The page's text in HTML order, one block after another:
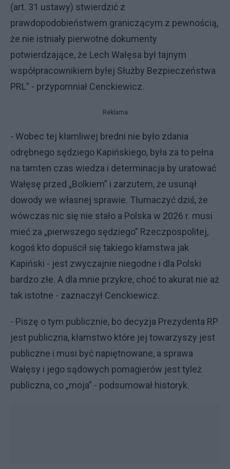
(art. 31 ustawy) stwierdzić z
prawdopodobieństwem graniczącym z pewnością,
że nie istniały pierwotne dokumenty
potwierdzające, że Lech Wałęsa był tajnym
współpracownikiem byłej Służby Bezpieczeństwa
PRL” - przypomniał Cenckiewicz.
Reklama
- Wobec tej kłamliwej bredni nie było zdania
odrębnego sędziego Kapińskiego, była za to pełna
na tamten czas wiedza i determinacja by uratować
Wałęsę przed „Bolkiem” i zarzutem, że usunął
dowody we własnej sprawie. Tłumaczyć dziś, że
wówczas nic się nie stało a Polska w 2026 r. musi
mieć za „pierwszego sędziego” Rzeczpospolitej,
kogoś kto dopuścił się takiego kłamstwa jak
Kapiński - jest zwyczajnie niegodne i dla Polski
bardzo złe. A dla mnie przykre, choć to akurat nie aż
tak istotne - zaznaczył Cenckiewicz.
- Piszę o tym publicznie, bo decyzja Prezydenta RP
jest publiczna, kłamstwo które jej towarzyszy jest
publiczne i musi być napiętnowane, a sprawa
Wałęsy i jego sądowych pomagierów jest tyleż
publiczna, co „moja” - podsumował historyk.